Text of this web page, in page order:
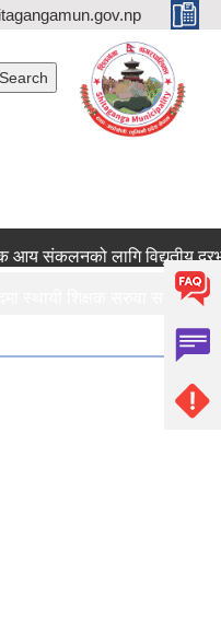
संकलनको लागि विद्युतीय
स्थायी शिक्षक सरुवा सम्बन्धमा ।।।
स्थायी शिक्षक सरुवा सम्बन्धमा ।।।